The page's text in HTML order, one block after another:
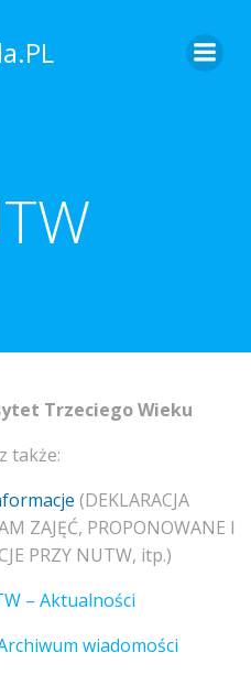
Trzeciego Wieku
także:
(DEKLARACJA
ZAJĘĆ, PROPONOWANE I
PRZY NUTW, itp.)
– Aktualności
wiadomości